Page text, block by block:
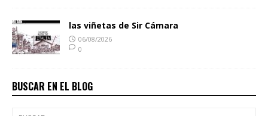
las viñetas de Sir Cámara
06/08/2026
0
BUSCAR EN EL BLOG